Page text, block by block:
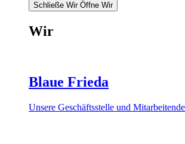
Schließe Wir Öffne Wir
Wir
Blaue Frieda
Unsere Geschäftsstelle und